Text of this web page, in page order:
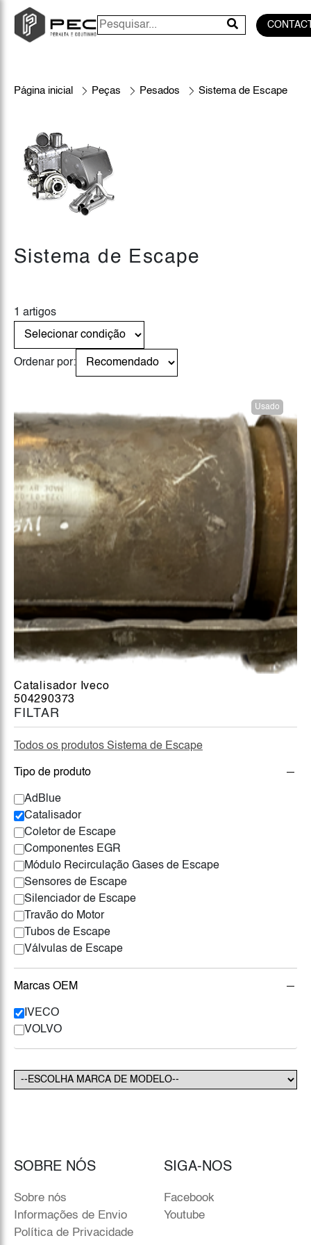
Página inicial Peças Pesados Sistema de Escape
FILTAR
Todos os produtos Sistema de Escape
Tipo de produto
AdBlue
Catalisador
Coletor de Escape
Componentes EGR
Módulo Recirculação Gases de Escape
Sensores de Escape
Silenciador de Escape
Travão do Motor
Tubos de Escape
Válvulas de Escape
Marcas OEM
IVECO
VOLVO
Sistema de Escape
1 artigos
Ordenar por:
Usado
Catalisador Iveco
504290373
SOBRE NÓS
Sobre nós
Informações de Envio
Política de Privacidade
SIGA-NOS
Facebook
Youtube